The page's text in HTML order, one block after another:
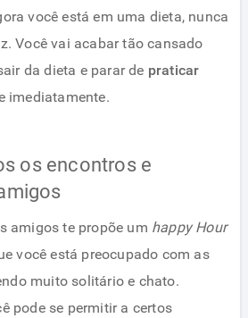
você está em uma dieta, nunca
Você vai acabar tão cansado
da dieta e parar de praticar
imediatamente.
os encontros e
amigos te propõe um happy Hour
você está preocupado com as
muito solitário e chato.
pode se permitir a certos